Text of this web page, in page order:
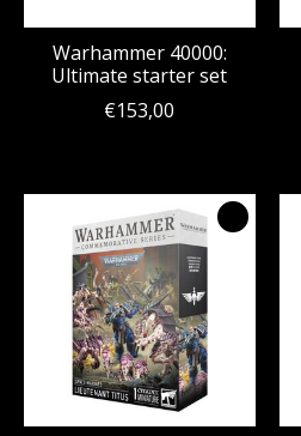
Warhammer 40000:
Ultimate starter set
€153,00